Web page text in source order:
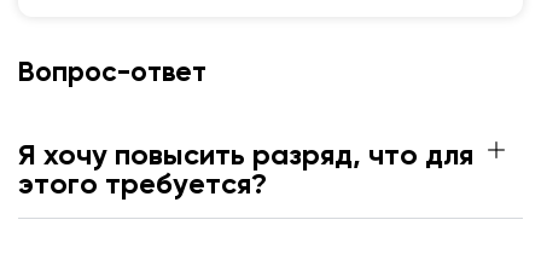
Вопрос-ответ
Я хочу повысить разряд, что для
этого требуется?